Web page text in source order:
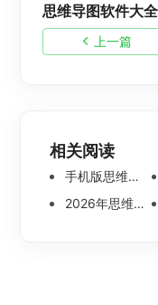
上一篇
相关阅读
手机版思维导图软件哪个好 使用教程分享
2026年思维导图软件哪个好 最新免费思维导图软件测评